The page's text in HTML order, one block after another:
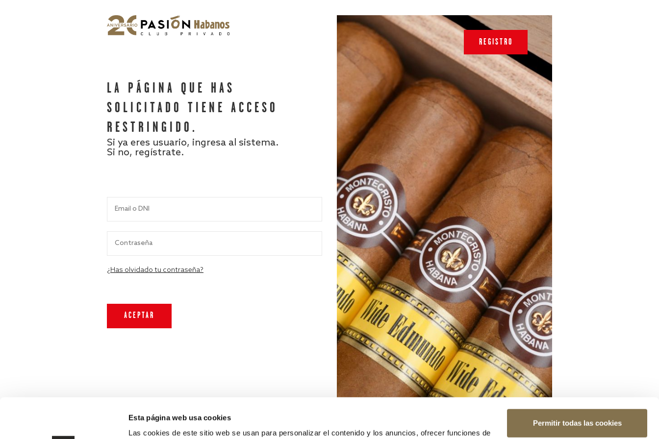
Esta página web usa cookies
Las cookies de este sitio web se usan para personalizar el contenido y los anuncios, ofrecer funciones de
Permitir todas las cookies
LA PÁGINA QUE HAS
SOLICITADO TIENE ACCESO
RESTRINGIDO.
Si ya eres usuario, ingresa al sistema.
Si no, regístrate.
¿Has olvidado tu contraseña?
REGISTRO